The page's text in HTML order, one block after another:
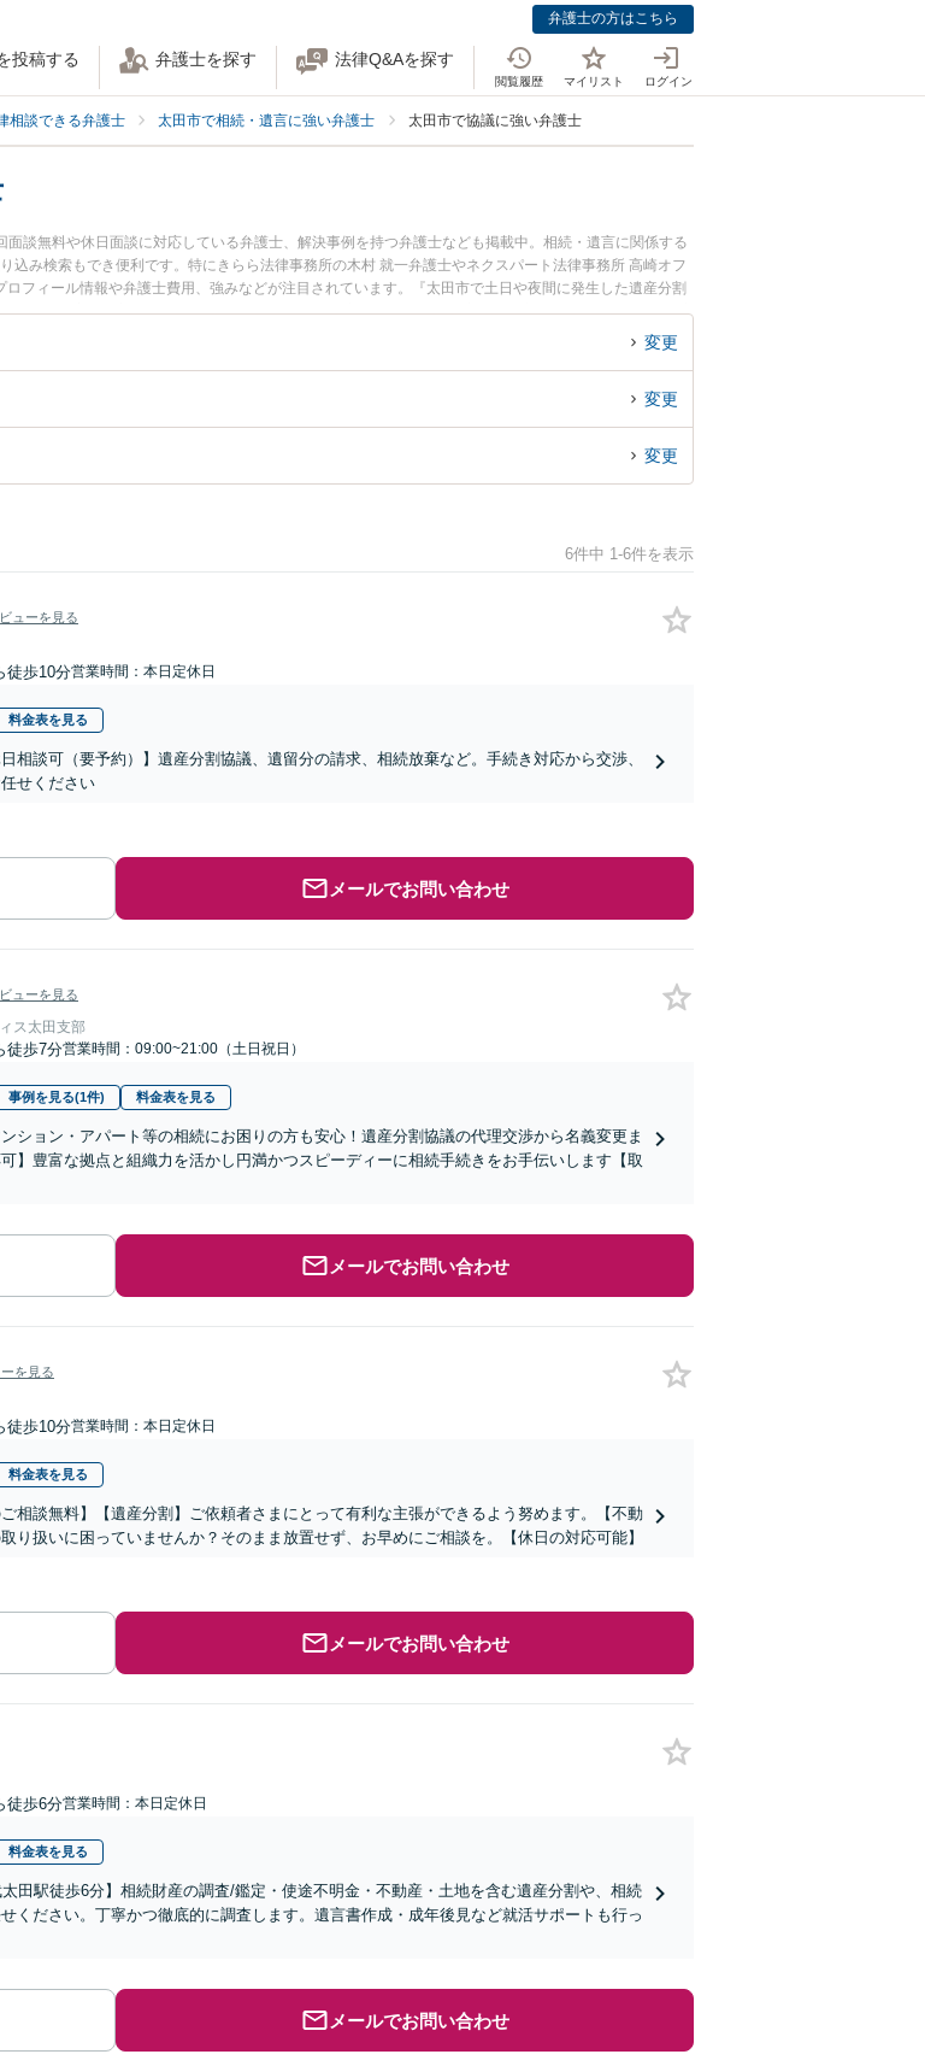
弁護士の方はこちら
投稿する 弁護士を探す 法律Q&Aを探す
閲覧履歴 マイリスト ログイン
相談できる弁護士 太田市で相続・遺言に強い弁護士 太田市で協議に強い弁護士
談無料や休日面談に対応している弁護士、解決事例を持つ弁護士なども掲載中。相続・遺言に関係する
み検索もでき便利です。特にきらら法律事務所の木村 就一弁護士やネクスパート法律事務所 高崎オフ
フィール情報や弁護士費用、強みなどが注目されています。『太田市で土日や夜間に発生した遺産分割
ル解決の実績豊富な近くの弁護士を検索したい』『初回相談無料で遺産分割協議を法律相談できる太田市
。
変更
変更
変更
6件中 1-6件を表示
ューを見る
徒歩10分営業時間：本日定休日
料金表を見る
相談可（要予約）】遺産分割協議、遺留分の請求、相続放棄など。手続き対応から交渉、
せください
メールでお問い合わせ
ューを見る
ス太田支部
徒歩7分営業時間：09:00~21:00（土日祝日）
事例を見る(1件) 料金表を見る
ション・アパート等の相続にお困りの方も安心！遺産分割協議の代理交渉から名義変更ま
】豊富な拠点と組織力を活かし円満かつスピーディーに相続手続きをお手伝いします【取
メールでお問い合わせ
を見る
徒歩10分営業時間：本日定休日
料金表を見る
ご相談無料】【遺産分割】ご依頼者さまにとって有利な主張ができるよう努めます。【不動
り扱いに困っていませんか？そのまま放置せず、お早めにご相談を。【休日の対応可能】
メールでお問い合わせ
徒歩6分営業時間：本日定休日
料金表を見る
太田駅徒歩6分】相続財産の調査/鑑定・使途不明金・不動産・土地を含む遺産分割や、相続
ください。丁寧かつ徹底的に調査します。遺言書作成・成年後見など就活サポートも行っ
メールでお問い合わせ